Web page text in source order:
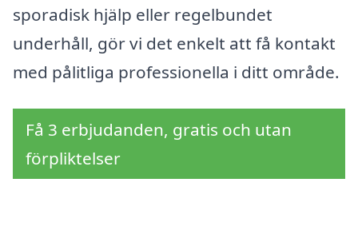
sporadisk hjälp eller regelbundet
underhåll, gör vi det enkelt att få kontakt
med pålitliga professionella i ditt område.
Få 3 erbjudanden, gratis och utan
förpliktelser